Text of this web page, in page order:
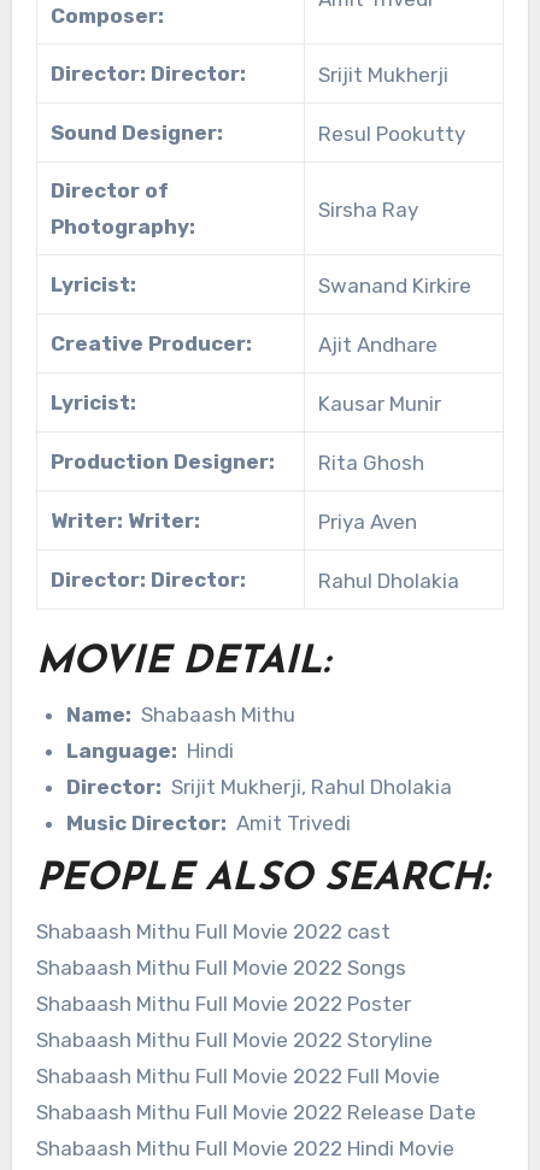
Composer:
Director: Director: Srijit Mukherji
Sound Designer: Resul Pookutty
Director of
Photography:
Sirsha Ray
Lyricist: Swanand Kirkire
Creative Producer: Ajit Andhare
Lyricist: Kausar Munir
Production Designer: Rita Ghosh
Writer: Writer: Priya Aven
Director: Director: Rahul Dholakia
MOVIE DETAIL:
Name: Shabaash Mithu
Language: Hindi
Director: Srijit Mukherji, Rahul Dholakia
Music Director: Amit Trivedi
PEOPLE ALSO SEARCH:
Shabaash Mithu Full Movie 2022 cast
Shabaash Mithu Full Movie 2022 Songs
Shabaash Mithu Full Movie 2022 Poster
Shabaash Mithu Full Movie 2022 Storyline
Shabaash Mithu Full Movie 2022 Full Movie
Shabaash Mithu Full Movie 2022 Release Date
Shabaash Mithu Full Movie 2022 Hindi Movie